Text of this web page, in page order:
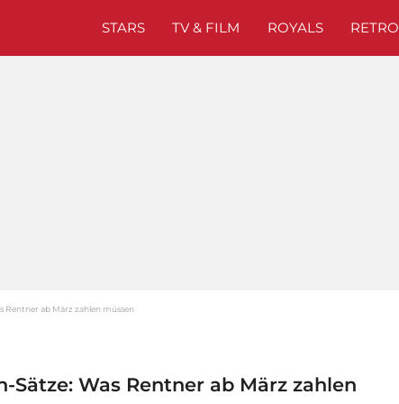
STARS TV & FILM ROYALS RETRO
Rentner ab März zahlen müssen
Sätze: Was Rentner ab März zahlen